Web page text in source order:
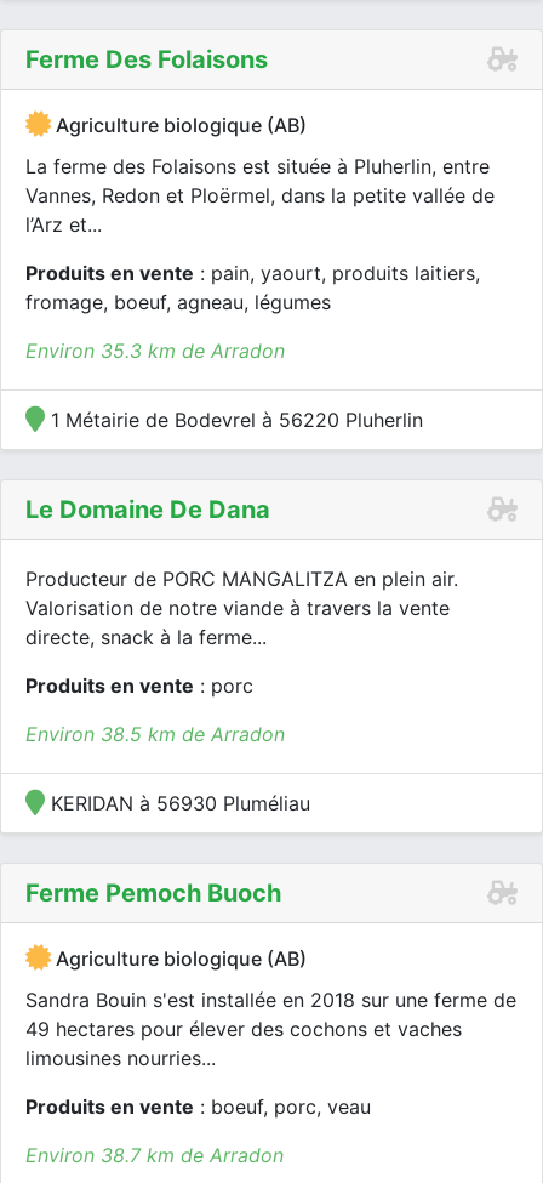
Ferme Des Folaisons
Agriculture biologique (AB)
La ferme des Folaisons est située à Pluherlin, entre
Vannes, Redon et Ploërmel, dans la petite vallée de
l’Arz et...
Produits en vente : pain, yaourt, produits laitiers,
fromage, boeuf, agneau, légumes
Environ 35.3 km de Arradon
1 Métairie de Bodevrel à 56220 Pluherlin
Le Domaine De Dana
Producteur de PORC MANGALITZA en plein air.
Valorisation de notre viande à travers la vente
directe, snack à la ferme...
Produits en vente : porc
Environ 38.5 km de Arradon
KERIDAN à 56930 Pluméliau
Ferme Pemoch Buoch
Agriculture biologique (AB)
Sandra Bouin s'est installée en 2018 sur une ferme de
49 hectares pour élever des cochons et vaches
limousines nourries...
Produits en vente : boeuf, porc, veau
Environ 38.7 km de Arradon